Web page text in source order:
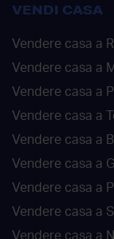
VENDI CASA
Vendere casa a
Vendere casa a
Vendere casa a
Vendere casa a
Vendere casa a
Vendere casa a
Vendere casa a
Vendere casa a
Vendere casa a